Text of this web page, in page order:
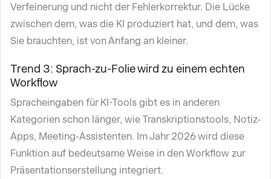
Verfeinerung und nicht der Fehlerkorrektur. Die Lücke
zwischen dem, was die KI produziert hat, und dem, was
Sie brauchten, ist von Anfang an kleiner.
Trend 3: Sprach-zu-Folie wird zu einem echten
Workflow
Spracheingaben für KI-Tools gibt es in anderen
Kategorien schon länger, wie Transkriptionstools, Notiz-
Apps, Meeting-Assistenten. Im Jahr 2026 wird diese
Funktion auf bedeutsame Weise in den Workflow zur
Präsentationserstellung integriert.